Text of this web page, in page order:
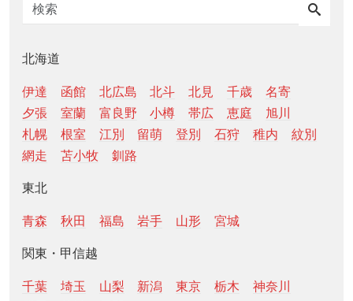
北海道
伊達 函館 北広島 北斗 北見 千歳
名寄
夕張
室蘭 富良野 小樽 帯広 恵庭
旭川
札幌
根室 江別 留萌 登別 石狩 稚内
紋別
網走
苫小牧 釧路
東北
青森 秋田 福島 岩手 山形 宮城
関東・甲信越
千葉 埼玉 山梨 新潟 東京 栃木
神奈川